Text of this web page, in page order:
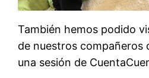
También hemos podido
de nuestros compañeros
una sesión de